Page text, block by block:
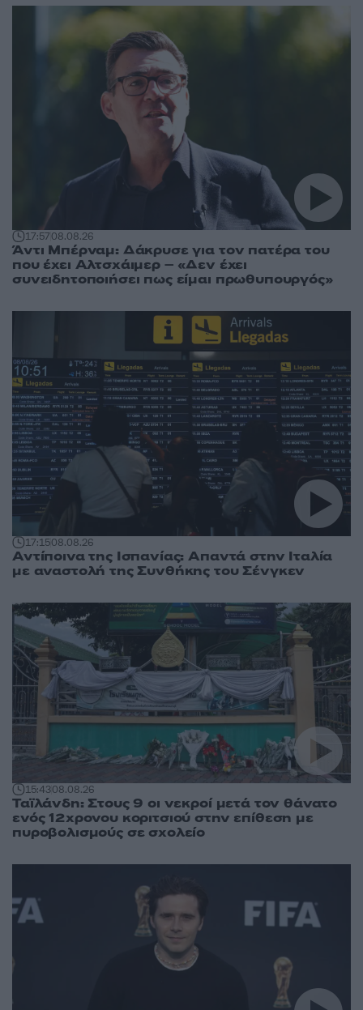
17:5708.08.26
Άντι Μπέρναμ: Δάκρυσε για τον πατέρα του
που έχει Αλτσχάιμερ – «Δεν έχει
συνειδητοποιήσει πως είμαι πρωθυπουργός»
17:1508.08.26
Αντίποινα της Ισπανίας: Απαντά στην Ιταλία
με αναστολή της Συνθήκης του Σένγκεν
15:4308.08.26
Ταϊλάνδη: Στους 9 οι νεκροί μετά τον θάνατο
ενός 12χρονου κοριτσιού στην επίθεση με
πυροβολισμούς σε σχολείο